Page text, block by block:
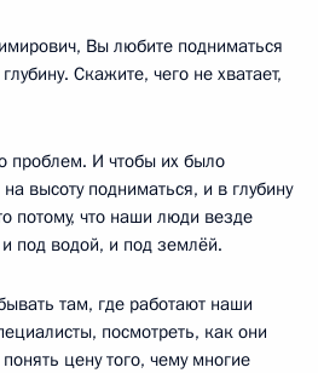
Вы любите подниматься
Скажите, чего не хватает,
проблем. И чтобы их было
высоту подниматься, и в глубину
потому, что наши люди везде
под водой, и под землёй.
там, где работают наши
посмотреть, как они
цену того, чему многие